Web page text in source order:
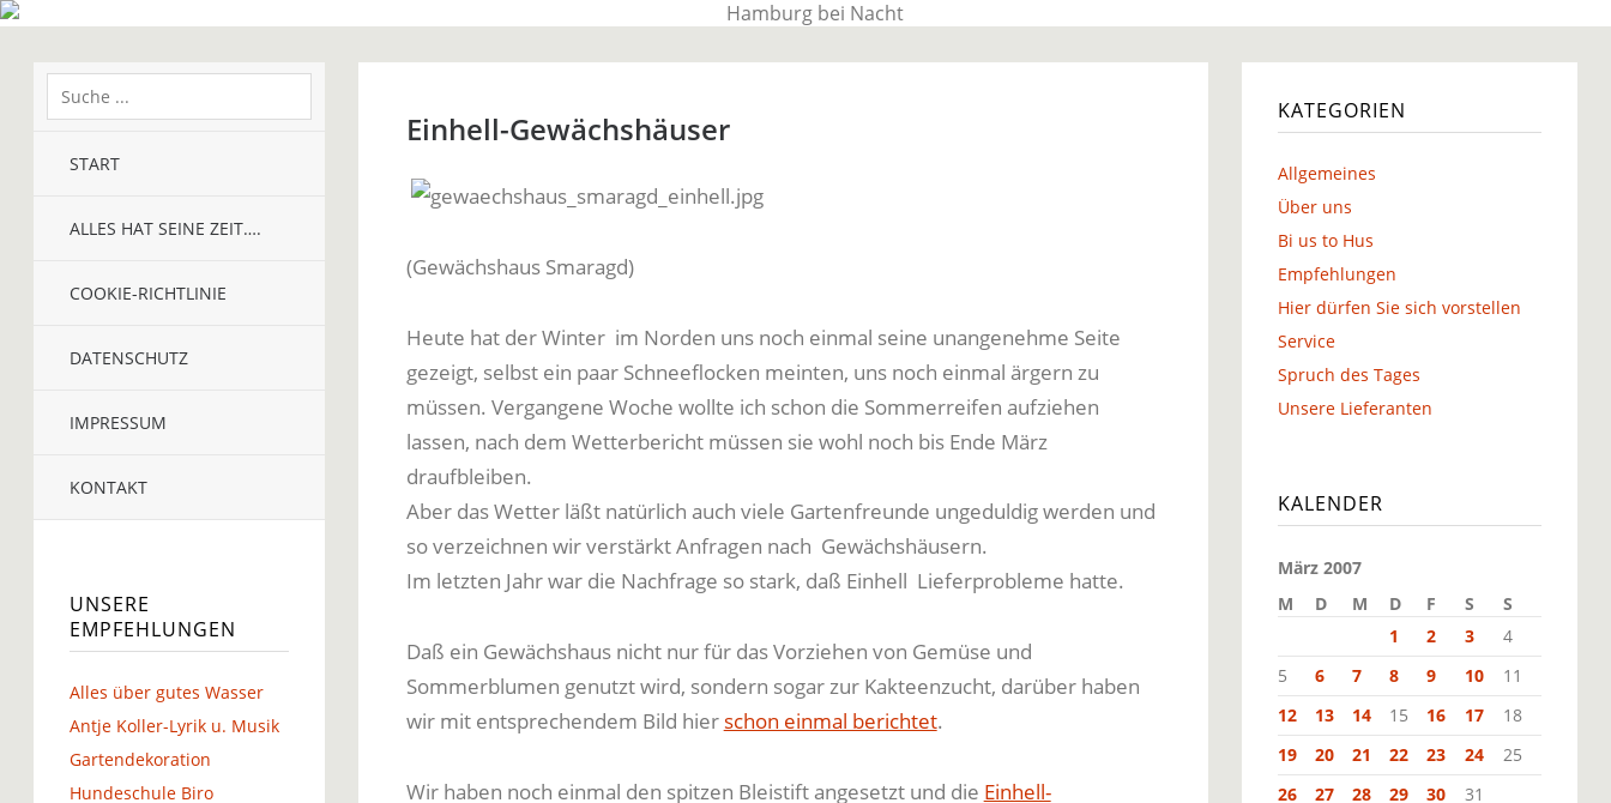
BauTime Blog
Über uns, über Produkte und unseren Alltag
START
ALLES HAT SEINE ZEIT….
COOKIE-RICHTLINIE
DATENSCHUTZ
IMPRESSUM
KONTAKT
UNSERE
EMPFEHLUNGEN
Alles über gutes Wasser
Antje Koller-Lyrik u. Musik
Gartendekoration
Hundeschule Biro
Einhell-Gewächshäuser
(Gewächshaus Smaragd)
Heute hat der Winter im Norden uns noch einmal seine unangenehme Seite
gezeigt, selbst ein paar Schneeflocken meinten, uns noch einmal ärgern zu
müssen. Vergangene Woche wollte ich schon die Sommerreifen aufziehen
lassen, nach dem Wetterbericht müssen sie wohl noch bis Ende März
draufbleiben.
Aber das Wetter läßt natürlich auch viele Gartenfreunde ungeduldig werden und
so verzeichnen wir verstärkt Anfragen nach Gewächshäusern.
Im letzten Jahr war die Nachfrage so stark, daß Einhell Lieferprobleme hatte.
Daß ein Gewächshaus nicht nur für das Vorziehen von Gemüse und
Sommerblumen genutzt wird, sondern sogar zur Kakteenzucht, darüber haben
wir mit entsprechendem Bild hier schon einmal berichtet.
Wir haben noch einmal den spitzen Bleistift angesetzt und die Einhell-
KATEGORIEN
Allgemeines
Über uns
Bi us to Hus
Empfehlungen
Hier dürfen Sie sich vorstellen
Service
Spruch des Tages
Unsere Lieferanten
KALENDER
März 2007
M
D M D F S
S
1
2 3
4
5
6 7 8 9 10
11
12
13 14 15 16 17
18
19
20 21 22 23 24
25
26
27 28 29 30
31